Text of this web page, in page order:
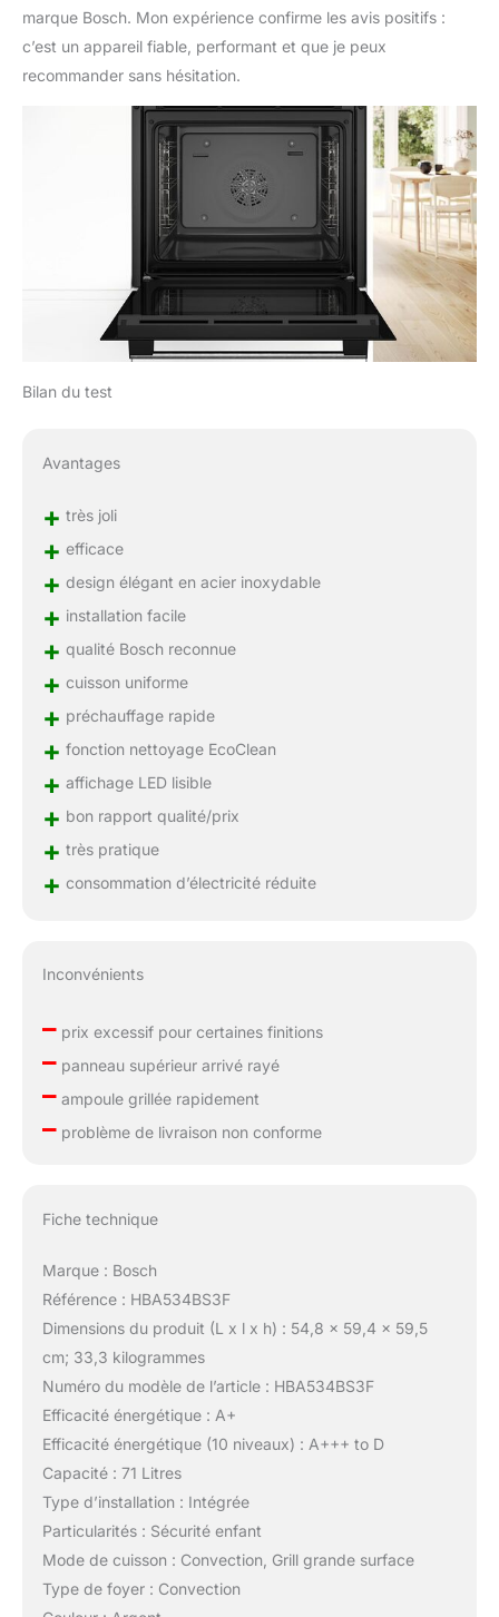
marque Bosch. Mon expérience confirme les avis positifs :
c’est un appareil fiable, performant et que je peux
recommander sans hésitation.
Bilan du test
Avantages
+ très joli
+ efficace
+ design élégant en acier inoxydable
+ installation facile
+ qualité Bosch reconnue
+ cuisson uniforme
+ préchauffage rapide
+ fonction nettoyage EcoClean
+ affichage LED lisible
+ bon rapport qualité/prix
+ très pratique
+ consommation d’électricité réduite
Inconvénients
–prix excessif pour certaines finitions
–panneau supérieur arrivé rayé
–ampoule grillée rapidement
–problème de livraison non conforme
Fiche technique
Marque : Bosch
Référence : HBA534BS3F
Dimensions du produit (L x l x h) : 54,8 x 59,4 x 59,5
cm; 33,3 kilogrammes
Numéro du modèle de l’article : HBA534BS3F
Efficacité énergétique : A+
Efficacité énergétique (10 niveaux) : A+++ to D
Capacité : 71 Litres
Type d’installation : Intégrée
Particularités : Sécurité enfant
Mode de cuisson : Convection, Grill grande surface
Type de foyer : Convection